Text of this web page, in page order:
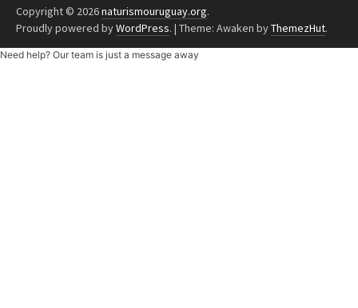
Copyright © 2026naturismouruguay.org.
Proudly powered byWordPress. | Theme: Awaken byThemezHut.
Need help? Our team is just a message away